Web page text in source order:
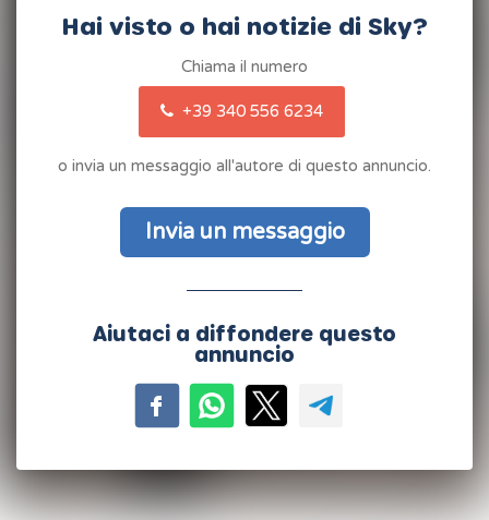
Hai visto o hai notizie di Sky?
Chiama il numero
+39 340 556 6234
o invia un messaggio all'autore di questo annuncio.
Invia un messaggio
Aiutaci a diffondere questo
annuncio